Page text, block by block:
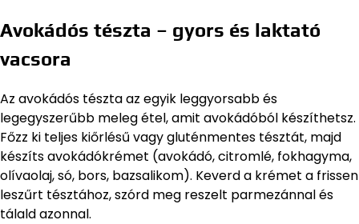
Avokádós tészta – gyors és laktató
vacsora
Az avokádós tészta az egyik leggyorsabb és
legegyszerűbb meleg étel, amit avokádóból készíthetsz.
Főzz ki teljes kiőrlésű vagy gluténmentes tésztát, majd
készíts avokádókrémet (avokádó, citromlé, fokhagyma,
olívaolaj, só, bors, bazsalikom). Keverd a krémet a frissen
leszűrt tésztához, szórd meg reszelt parmezánnal és
tálald azonnal.